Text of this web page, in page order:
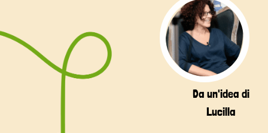
Da un'idea di
Lucilla